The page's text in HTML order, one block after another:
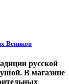
Веников
русской
В магазине